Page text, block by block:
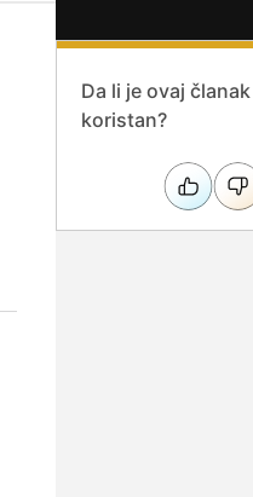
Da li je ovaj
koristan?